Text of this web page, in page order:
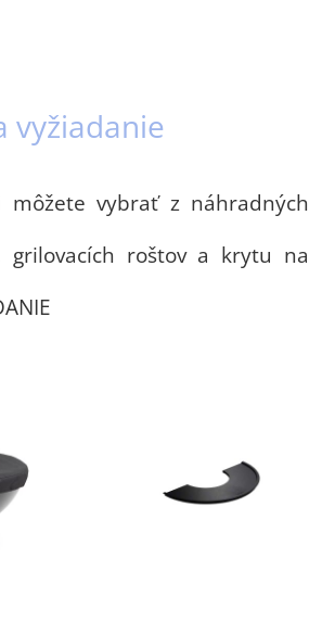
vyžiadanie
môžete vybrať z náhradných
grilovacích roštov a krytu na